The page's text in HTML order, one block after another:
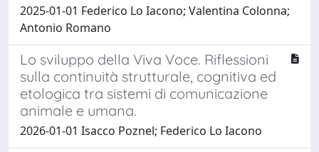
2025-01-01 Federico Lo Iacono; Valentina Colonna;
Antonio Romano
Lo sviluppo della Viva Voce. Riflessioni
sulla continuità strutturale, cognitiva ed
etologica tra sistemi di comunicazione
animale e umana.
2026-01-01 Isacco Poznel; Federico Lo Iacono